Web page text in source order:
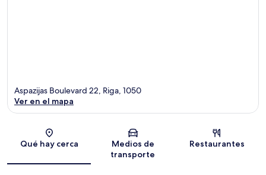
Sección del mapa
Aspazijas Boulevard 22, Riga, 1050
Ver en el mapa
Qué hay cerca
Medios de
transporte
Restaurantes